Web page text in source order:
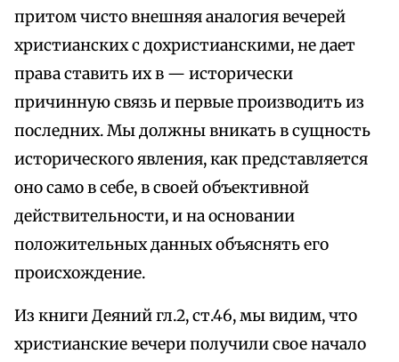
притом чисто внешняя аналогия вечерей
христианских с дохристианскими, не дает
права ставить их в — исторически
причинную связь и первые производить из
последних. Мы должны вникать в сущность
исторического явления, как представляется
оно само в себе, в своей объективной
действительности, и на основании
положительных данных объяснять его
происхождение.
Из книги Деяний гл.2, ст.46, мы видим, что
христианские вечери получили свое начало